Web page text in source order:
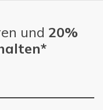
und 20%